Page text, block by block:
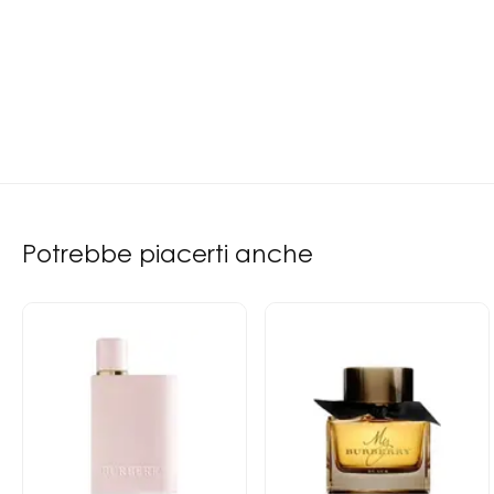
Potrebbe piacerti anche